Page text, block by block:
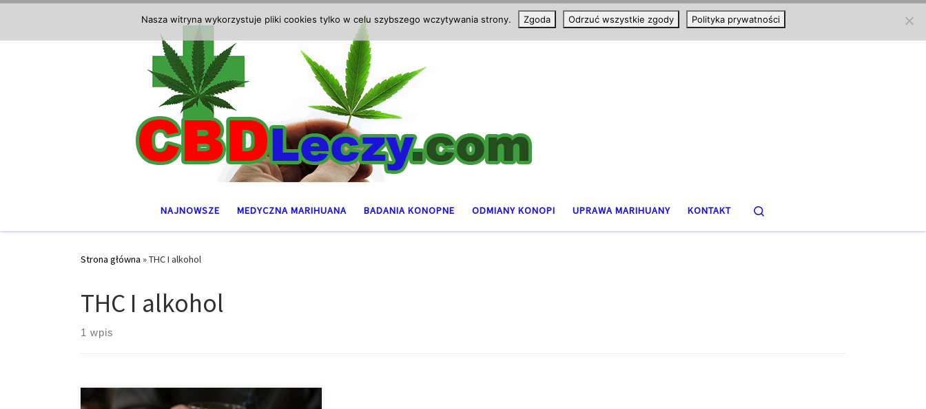
NAJNOWSZE MEDYCZNA MARIHUANA BADANIA KONOPNE ODMIANY KONOPI UPRAWA MARIHUANY KONTAKT
Strona główna »THC I alkohol
THC I alkohol
1 wpis
Nasza witryna wykorzystuje pliki cookies tylko w celu szybszego wczytywania strony. Zgoda Odrzuć wszystkie zgody Polityka prywatności